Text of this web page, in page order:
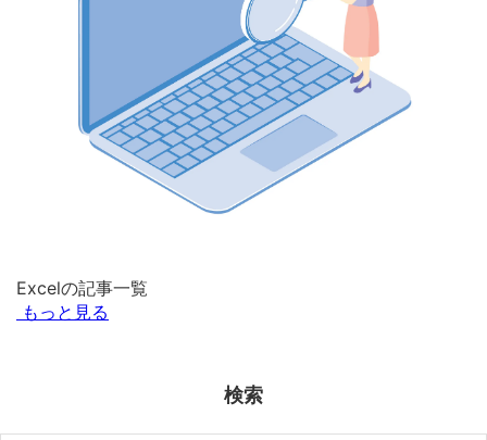
Excelの記事一覧
もっと見る
検索